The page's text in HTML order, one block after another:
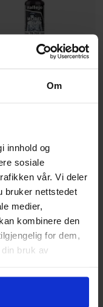
Om
innhold og
sosiale
vår. Vi deler
bruker nettstedet
medier,
kombinere den
for dem,
bruk av
Black Violet 18